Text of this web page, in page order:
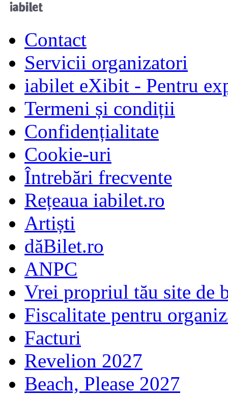
Contact
Servicii organizatori
iabilet eXibit - Pentru
Termeni și condiții
Confidențialitate
Cookie-uri
Întrebări frecvente
Rețeaua iabilet.ro
Artiști
dăBilet.ro
ANPC
Vrei propriul tău site de
Fiscalitate pentru
Facturi
Revelion 2027
Beach, Please 2027